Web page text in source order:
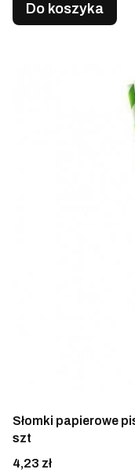
Do koszyka
Słomki papierowe
szt
Cena
4,23 zł